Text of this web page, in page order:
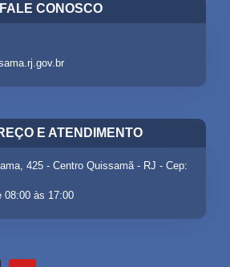
FALE CONOSCO
E ATENDIMENTO
425 - Centro Quissamã - RJ - Cep:
08:00 às 17:00